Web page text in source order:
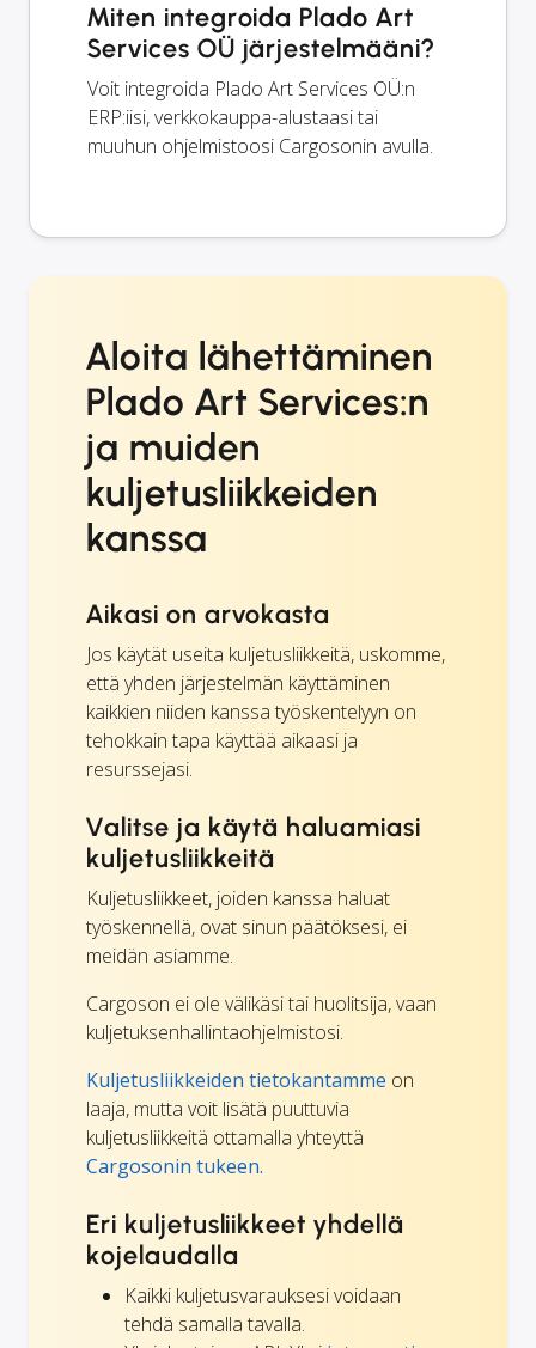
Miten integroida Plado Art
Services OÜ järjestelmääni?
Voit integroida Plado Art Services OÜ:n
ERP:iisi, verkkokauppa-alustaasi tai
muuhun ohjelmistoosi Cargosonin avulla.
Aloita lähettäminen
Plado Art Services:n
ja muiden
kuljetusliikkeiden
kanssa
Aikasi on arvokasta
Jos käytät useita kuljetusliikkeitä, uskomme,
että yhden järjestelmän käyttäminen
kaikkien niiden kanssa työskentelyyn on
tehokkain tapa käyttää aikaasi ja
resurssejasi.
Valitse ja käytä haluamiasi
kuljetusliikkeitä
Kuljetusliikkeet, joiden kanssa haluat
työskennellä, ovat sinun päätöksesi, ei
meidän asiamme.
Cargoson ei ole välikäsi tai huolitsija, vaan
kuljetuksenhallintaohjelmistosi.
Kuljetusliikkeiden tietokantamme on
laaja, mutta voit lisätä puuttuvia
kuljetusliikkeitä ottamalla yhteyttä
Cargosonin tukeen.
Eri kuljetusliikkeet yhdellä
kojelaudalla
Kaikki kuljetusvarauksesi voidaan
tehdä samalla tavalla.